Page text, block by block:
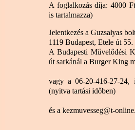
A foglalkozás díja: 4000
is tartalmazza)
Jelentkezés a Guzsalyas
1119 Budapest, Etele út 55.
A Budapesti Művelődési
út sarkánál a Burger King
vagy a 06-20-416-27-24,
(nyitva tartási időben)
és a kezmuvesseg@t-